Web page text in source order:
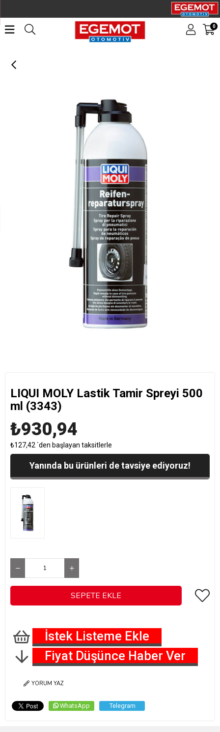
0
LIQUI MOLY Lastik Tamir Spreyi 500 ml (3343)
LIQUI MOLY Lastik Tamir Spreyi 500
ml (3343)
₺930,94
₺127,42 `den başlayan taksitlerle
Yanında bu ürünleri de tavsiye ediyoruz!
İstek Listeme Ekle
Fiyat Düşünce Haber Ver
YORUM YAZ
WhatsApp Telegram